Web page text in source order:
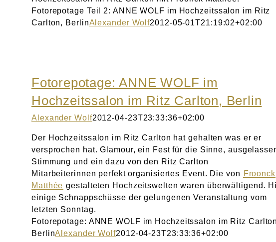
Fotorepotage Teil 2: ANNE WOLF im Hochzeitssalon im Ritz
Carlton, BerlinAlexander Wolf2012-05-01T21:19:02+02:00
Fotorepotage: ANNE WOLF im
Hochzeitssalon im Ritz Carlton, Berlin
Alexander Wolf2012-04-23T23:33:36+02:00
Der Hochzeitssalon im Ritz Carlton hat gehalten was er er
versprochen hat. Glamour, ein Fest für die Sinne,
Stimmung und ein dazu von den Ritz Carlton
Mitarbeiterinnen perfekt organisiertes Event. Die von Froonck
Matthée gestalteten Hochzeitswelten waren überwältigend.
einige Schnappschüsse der gelungenen Veranstaltung vom
letzten Sonntag.
Fotorepotage: ANNE WOLF im Hochzeitssalon im Ritz
BerlinAlexander Wolf2012-04-23T23:33:36+02:00